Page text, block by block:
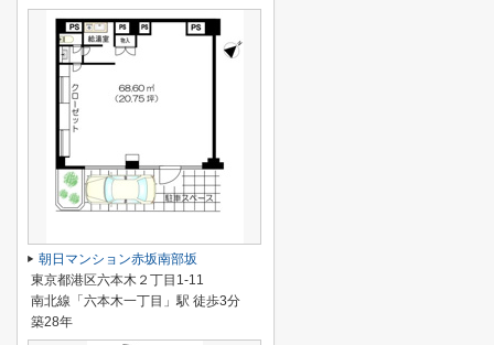
朝日マンション赤坂南部坂
東京都港区六本木２丁目1-11
南北線「六本木一丁目」駅 徒歩3分
築28年